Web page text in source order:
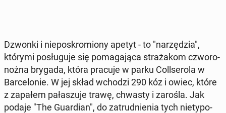
Dzwonki i nie­po­skro­mio­ny apetyt - to "na­rzę­dzia",
którymi po­słu­gu­je się po­ma­ga­ją­ca stra­ża­kom czwo­ro­
noż­na brygada, która pracuje w parku Col­l­se­ro­la w
Bar­ce­lo­nie. W jej skład wchodzi 290 kóz i owiec, które
z zapałem pa­ła­szu­je trawę, chwasty i zarośla. Jak
podaje "The Gu­ar­dian", do za­trud­nie­nia tych nie­ty­po­